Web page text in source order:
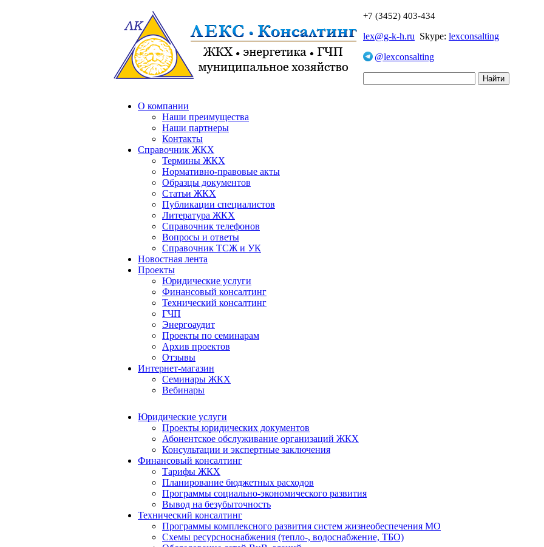
+7 (3452) 403-434
lex@g-k-h.ru Skype: lexconsalting
@lexconsalting
О компании
Наши преимущества
Наши партнеры
Контакты
Справочник ЖКХ
Термины ЖКХ
Нормативно-правовые акты
Образцы документов
Статьи ЖКХ
Публикации специалистов
Литература ЖКХ
Справочник телефонов
Вопросы и ответы
Справочник ТСЖ и УК
Новостная лента
Проекты
Юридические услуги
Финансовый консалтинг
Технический консалтинг
ГЧП
Энергоаудит
Проекты по семинарам
Архив проектов
Отзывы
Интернет-магазин
Семинары ЖКХ
Вебинары
Юридические услуги
Проекты юридических документов
Абонентское обслуживание организаций ЖКХ
Консультации и экспертные заключения
Финансовый консалтинг
Тарифы ЖКХ
Планирование бюджетных расходов
Программы социально-экономического развития
Вывод на безубыточность
Технический консалтинг
Программы комплексного развития систем жизнеобеспечения МО
Схемы ресурсноснабжения (тепло-, водоснабжение, ТБО)